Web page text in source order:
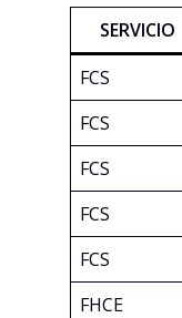
SERVICIO
FCS
FCS
FCS
FCS
FCS
FHCE